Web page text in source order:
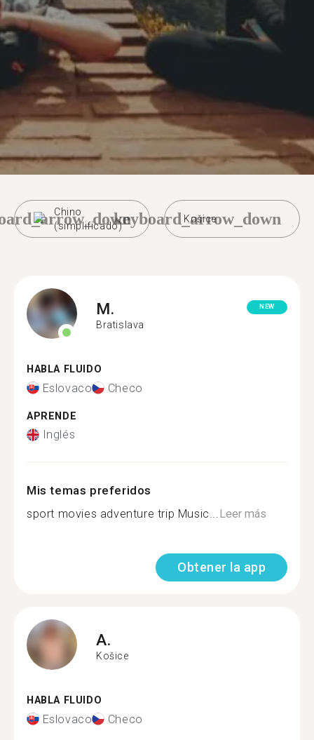
Chino
(simplificado)
Košice
keyboard_arrow_down
M.
Bratislava
NEW
HABLA FLUIDO
Eslovaco Checo
APRENDE
Inglés
Mis temas preferidos
sport movies adventure trip Music...Leer más
Obtener la app
A.
Košice
HABLA FLUIDO
Eslovaco Checo